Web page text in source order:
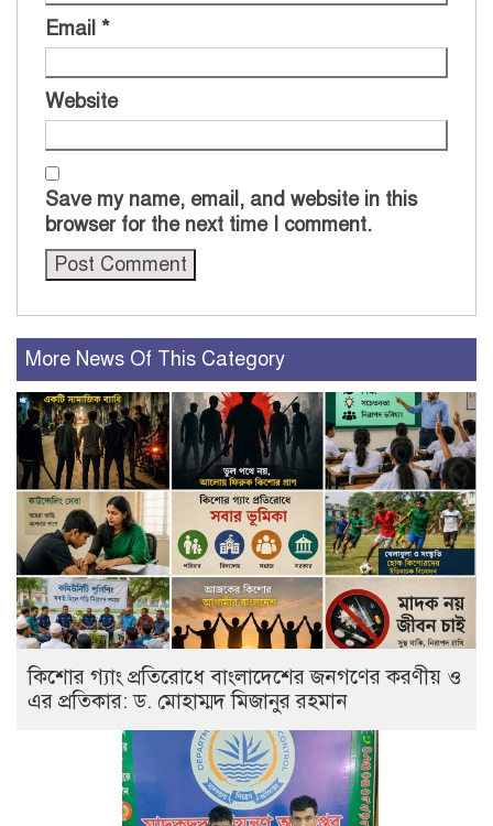
Email *
Website
Save my name, email, and website in this
browser for the next time I comment.
More News Of This Category
কিশোর গ্যাং প্রতিরোধে বাংলাদেশের জনগণের করণীয় ও
এর প্রতিকার: ড. মোহাম্মদ মিজানুর রহমান